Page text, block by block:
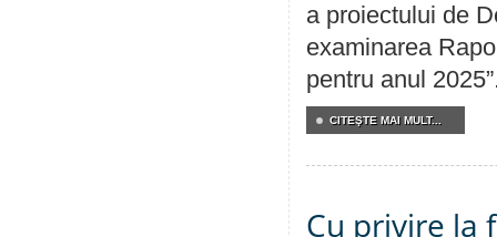
a proiectului de
examinarea
pentru anul
CITEŞTE MAI MULT...
Cu privire la